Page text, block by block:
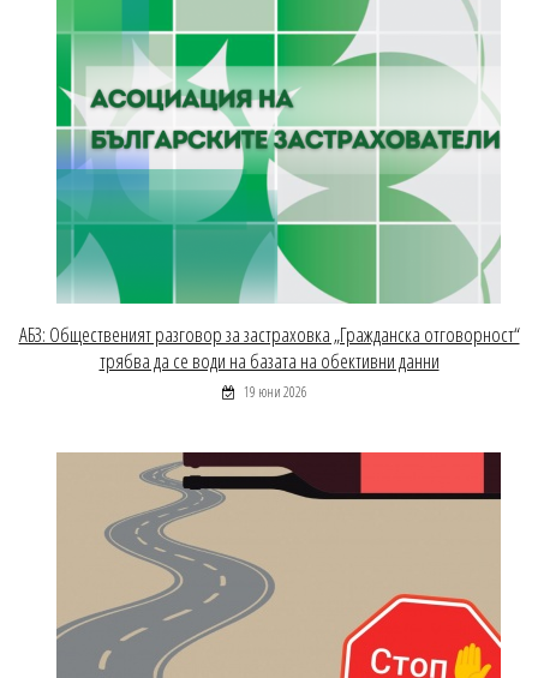
АБЗ: Общественият разговор за застраховка „Гражданска отговорност“
трябва да се води на базата на обективни данни
19 юни 2026